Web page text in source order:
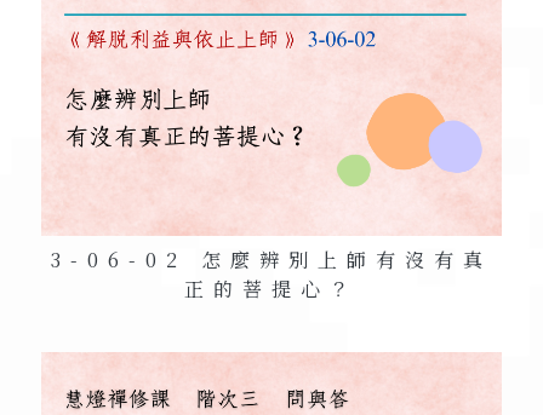
3-06-02 怎麼辨別上師有沒有真
正的菩提心？